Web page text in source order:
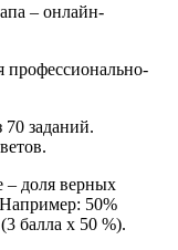
– онлайн-
профессионально-
70 заданий.
– доля верных
50%
балла х 50 %).